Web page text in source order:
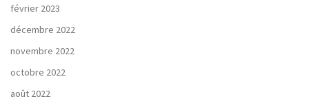
février 2023
décembre 2022
novembre 2022
octobre 2022
août 2022